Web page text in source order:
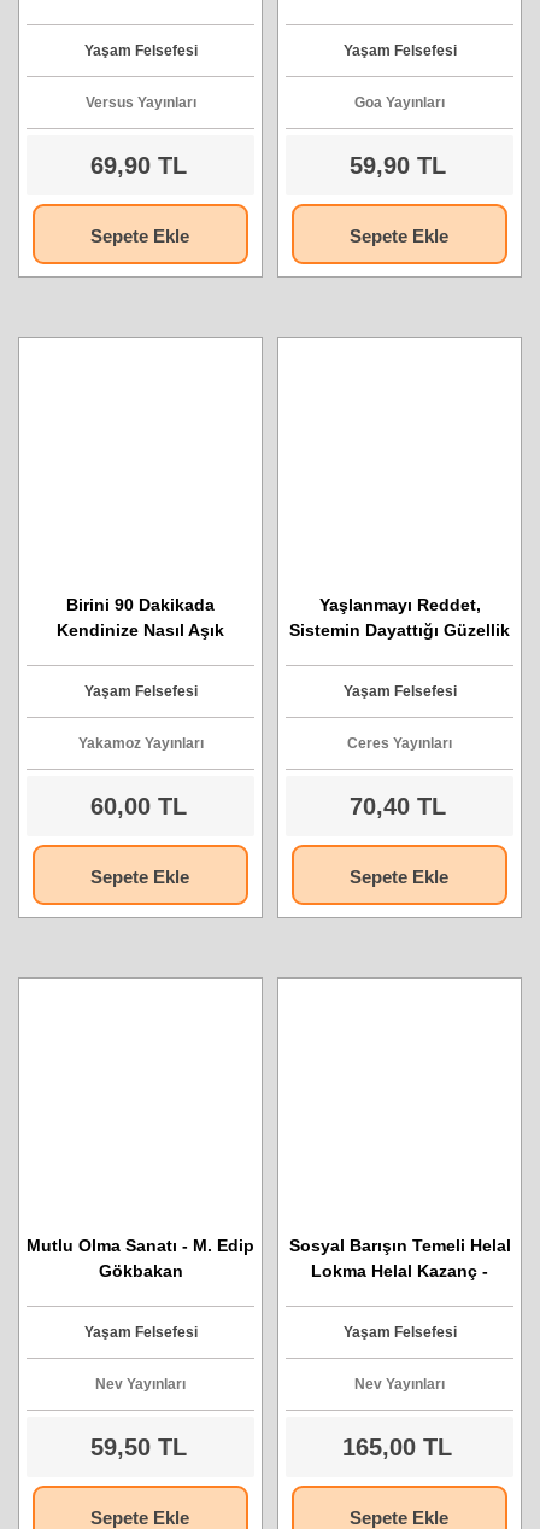
Yaşam Felsefesi
Versus Yayınları
69,90 TL
Sepete Ekle
Yaşam Felsefesi
Goa Yayınları
59,90 TL
Sepete Ekle
Birini 90 Dakikada
Kendinize Nasıl Aşık
Yaşam Felsefesi
Yakamoz Yayınları
60,00 TL
Sepete Ekle
Yaşlanmayı Reddet,
Sistemin Dayattığı Güzellik
Yaşam Felsefesi
Ceres Yayınları
70,40 TL
Sepete Ekle
Mutlu Olma Sanatı - M. Edip
Gökbakan
Yaşam Felsefesi
Nev Yayınları
59,50 TL
Sepete Ekle
Sosyal Barışın Temeli Helal
Lokma Helal Kazanç -
Yaşam Felsefesi
Nev Yayınları
165,00 TL
Sepete Ekle